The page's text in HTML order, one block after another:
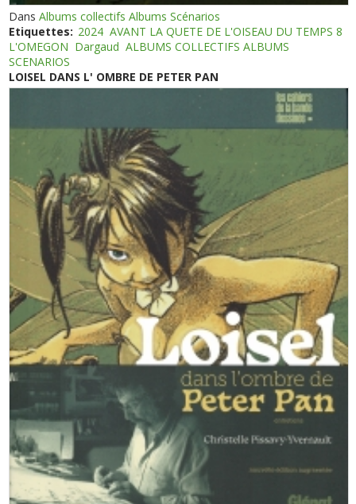
DansAlbums collectifs Albums Scénarios
Etiquettes: 2024 AVANT LA QUETE DE L'OISEAU DU TEMPS 8
L'OMEGON Dargaud ALBUMS COLLECTIFS ALBUMS
SCENARIOS
LOISEL DANS L' OMBRE DE PETER PAN